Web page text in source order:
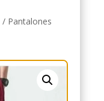
/ Pantalones